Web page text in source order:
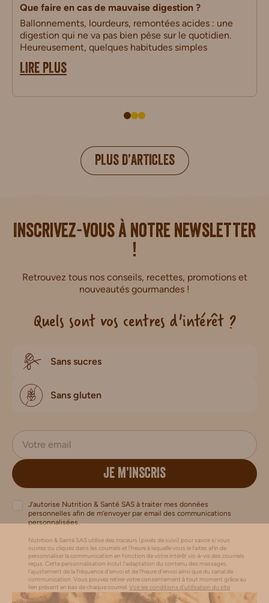
Que faire en cas de mauvaise digestion ?
Ballonnements, lourdeurs, remontées acides : une
digestion qui ne va pas bien pèse sur le quotidien.
Heureusement, quelques habitudes simples
LIRE PLUS
PLUS D’ARTICLES
Inscrivez-vous à notre newsletter
!
Retrouvez tous nos conseils, recettes, promotions et
nouveautés gourmandes !
Quels sont vos centres d'intérêt ?
Sans sucres
Sans gluten
JE M’INSCRIS
J’autorise Nutrition & Santé SAS à traiter mes données
personnelles afin de m’envoyer par email des communications
personnalisées.
Nutrition & Santé SAS utilise des traceurs (pixels de suivi) pour savoir si vous
ouvrez ou cliquez dans les courriels et l’heure à laquelle vous le faites afin de
personnaliser la communication en fonction de votre intérêt vis-à-vis des courriels
reçus. Cette personnalisation inclut l’adaptation du contenu des messages,
l'ajustement de la fréquence d’envoi et de l’heure d’envoi ainsi que du canal de
communication. Vous pouvez retirer votre consentement à tout moment grâce au
lien présent en bas de chaque courriel.Voir les conditions d'utilisation du site